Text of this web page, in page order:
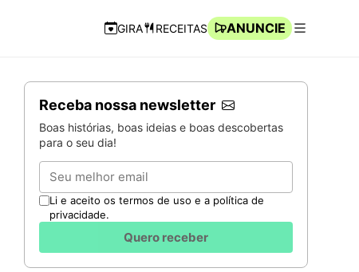
Navegação Rápida
GIRA RECEITAS
ANUNCIE
Receba nossa newsletter
Boas histórias, boas ideias e boas descobertas
para o seu dia!
Email
Li e aceito os termos de uso e a política de
privacidade.
Quero receber